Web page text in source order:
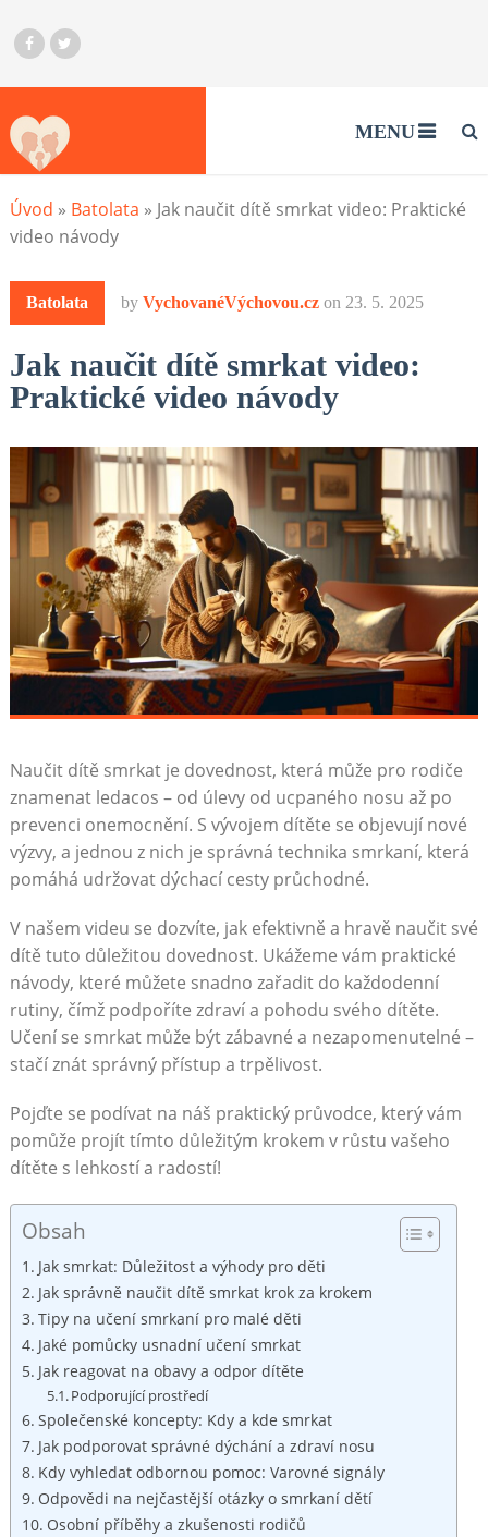
MENU
Úvod » Batolata » Jak naučit dítě smrkat video: Praktické
video návody
Batolata by VychovanéVýchovou.cz on 23. 5. 2025
Jak naučit dítě smrkat video:
Praktické video návody
Naučit dítě smrkat je dovednost, která může pro rodiče
znamenat ledacos – od úlevy od ucpaného nosu až po
prevenci onemocnění. S vývojem dítěte se objevují nové
výzvy, a jednou z nich je správná technika smrkaní, která
pomáhá udržovat dýchací cesty průchodné.
V našem videu se dozvíte, jak efektivně a hravě naučit své
dítě tuto důležitou dovednost. Ukážeme vám praktické
návody, které můžete snadno zařadit do každodenní
rutiny, čímž podpoříte zdraví a pohodu svého dítěte.
Učení se smrkat může být zábavné a nezapomenutelné –
stačí znát správný přístup a trpělivost.
Pojďte se podívat na náš praktický průvodce, který vám
pomůže projít tímto důležitým krokem v růstu vašeho
dítěte s lehkostí a radostí!
Obsah
Jak smrkat: Důležitost a výhody pro děti
Jak správně naučit dítě smrkat krok za krokem
Tipy na učení smrkaní pro malé děti
Jaké pomůcky usnadní učení smrkat
Jak reagovat na obavy a odpor dítěte
Podporující prostředí
Společenské koncepty: Kdy a kde smrkat
Jak podporovat správné dýchání a zdraví nosu
Kdy vyhledat odbornou pomoc: Varovné signály
Odpovědi na nejčastější otázky o smrkaní dětí
Osobní příběhy a zkušenosti rodičů